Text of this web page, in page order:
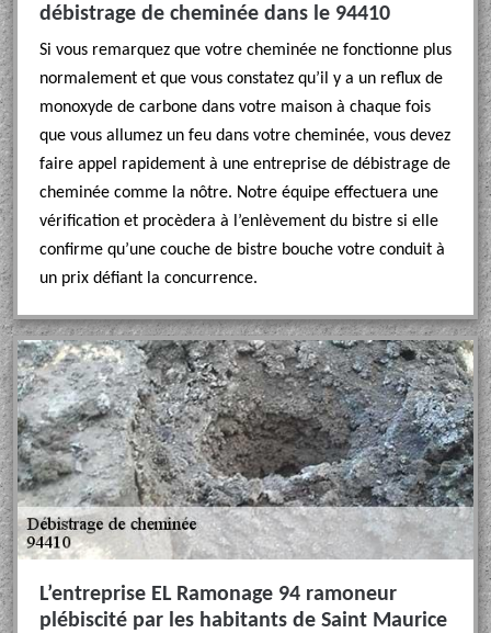
débistrage de cheminée dans le 94410
Si vous remarquez que votre cheminée ne fonctionne plus
normalement et que vous constatez qu’il y a un reflux de
monoxyde de carbone dans votre maison à chaque fois
que vous allumez un feu dans votre cheminée, vous devez
faire appel rapidement à une entreprise de débistrage de
cheminée comme la nôtre. Notre équipe effectuera une
vérification et procèdera à l’enlèvement du bistre si elle
confirme qu’une couche de bistre bouche votre conduit à
un prix défiant la concurrence.
L’entreprise EL Ramonage 94 ramoneur
plébiscité par les habitants de Saint Maurice